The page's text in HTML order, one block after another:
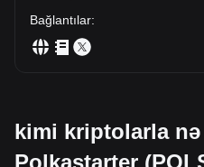
Bağlantılar:
kimi kriptolarla
Polkastarter